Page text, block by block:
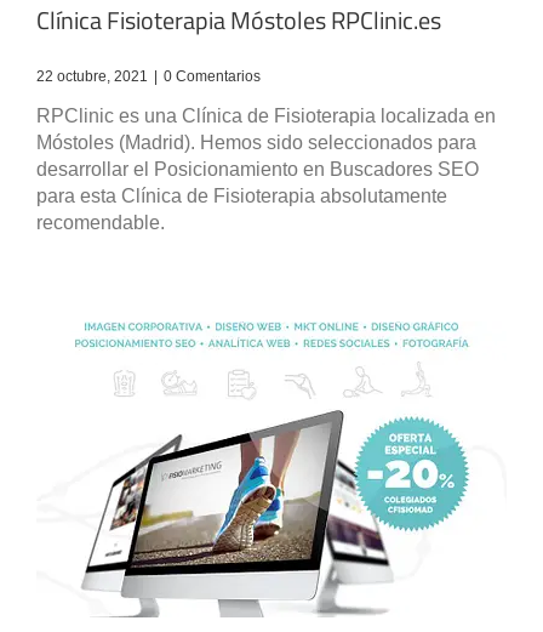
Clínica Fisioterapia Móstoles RPClinic.es
22 octubre, 2021 0 Comentarios
RPClinic es una Clínica de Fisioterapia localizada en
Móstoles (Madrid). Hemos sido seleccionados para
desarrollar el Posicionamiento en Buscadores SEO
para esta Clínica de Fisioterapia absolutamente
recomendable.